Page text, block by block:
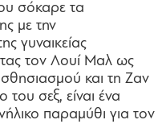
σόκαρε τα
με την
γυναικείας
τον Λουί Μαλ ως
και τη Ζαν
σεξ, είναι ένα
παραμύθι για τον